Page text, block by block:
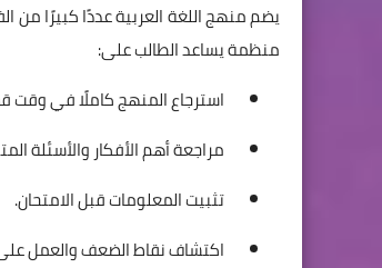
يضم منهج اللغة العربية عددًا كبيرًا من
منظمة يساعد الطالب على:
استرجاع المنهج كاملًا في وقت
مراجعة أهم الأفكار والأسئلة
تثبيت المعلومات قبل الامتحان.
اكتشاف نقاط الضعف والعمل